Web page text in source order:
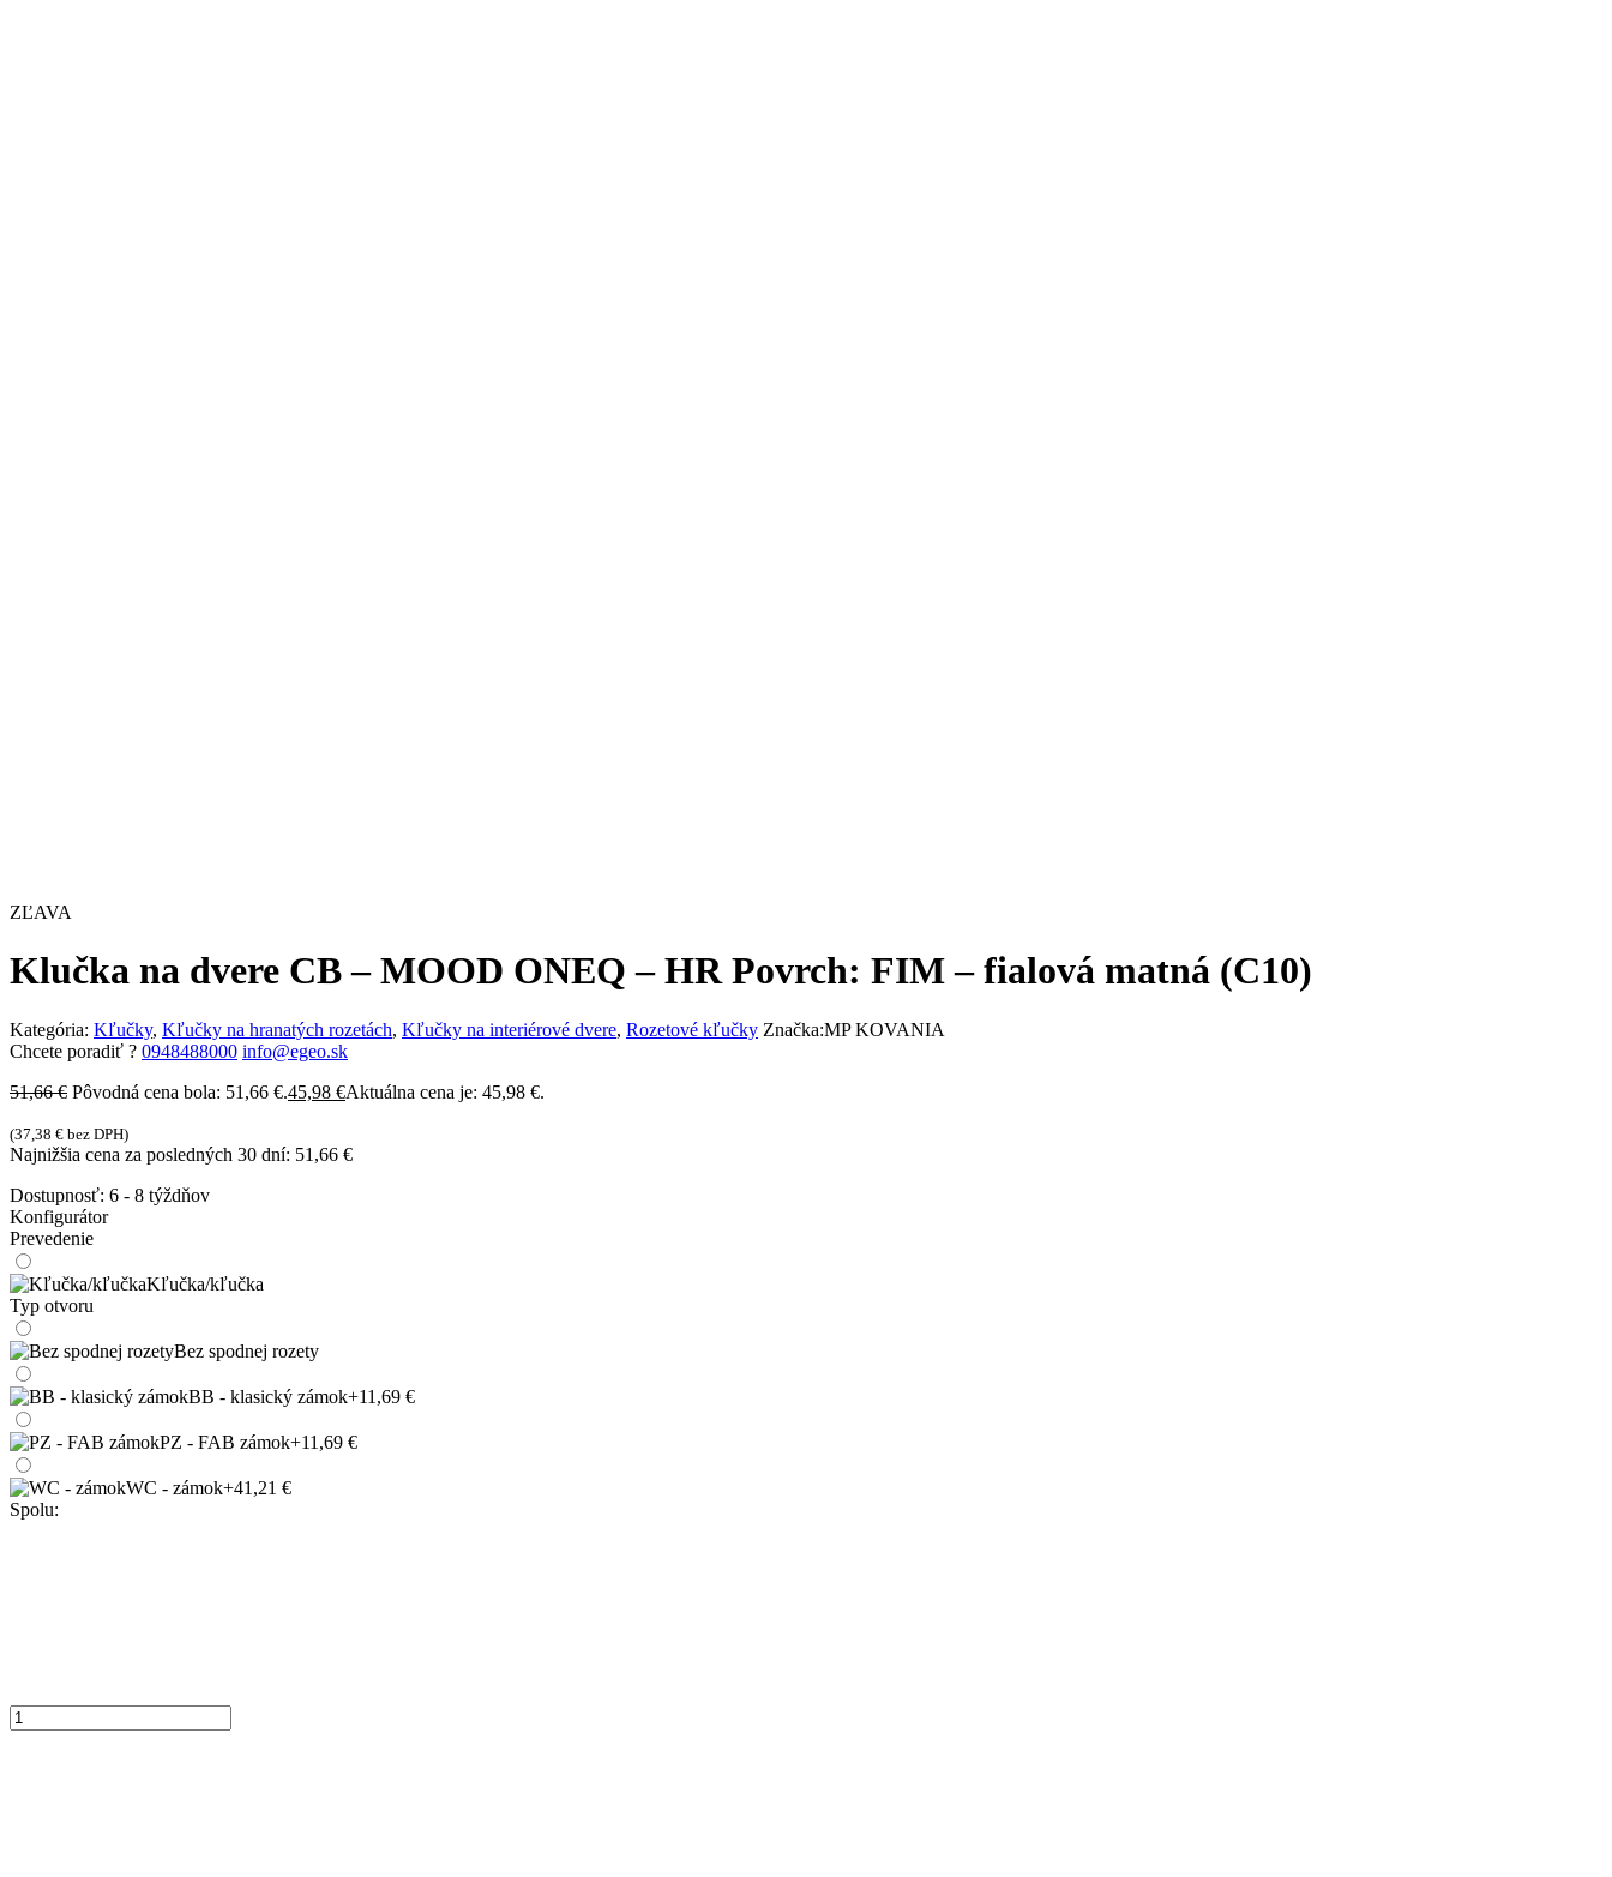
ZĽAVA
Klučka na dvere CB – MOOD ONEQ – HR Povrch: FIM – fialová matná (C10)
Kategória: Kľučky, Kľučky na hranatých rozetách, Kľučky na interiérové dvere, Rozetové kľučky Značka:MP KOVANIA
Chcete poradiť ? 0948488000 info@egeo.sk
51,66€ Pôvodná cena bola: 51,66 €.45,98 €Aktuálna cena je: 45,98 €.
(37,38 € bez DPH)
Najnižšia cena za posledných 30 dní: 51,66 €
Dostupnosť: 6 - 8 týždňov
Konfigurátor
Prevedenie
Kľučka/kľučka
Typ otvoru
Bez spodnej rozety
BB - klasický zámok+11,69 €
PZ - FAB zámok+11,69 €
WC - zámok+41,21 €
Spolu: